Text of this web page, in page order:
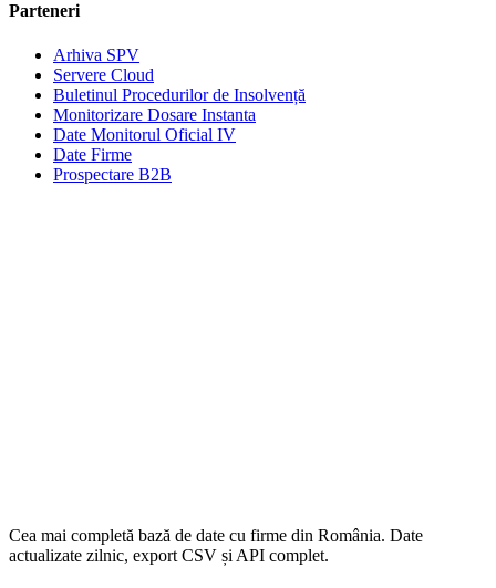
Parteneri
Arhiva SPV
Servere Cloud
Buletinul Procedurilor de Insolvență
Monitorizare Dosare Instanta
Date Monitorul Oficial IV
Date Firme
Prospectare B2B
Cea mai completă bază de date cu firme din România. Date
actualizate zilnic, export CSV și API complet.